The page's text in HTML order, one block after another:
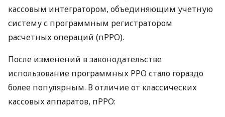
кассовым интегратором, объединяющим учетную
систему с программным регистратором
расчетных операций (пРРО).
После изменений в законодательстве
использование программных РРО стало гораздо
более популярным. В отличие от классических
кассовых аппаратов, пРРО: